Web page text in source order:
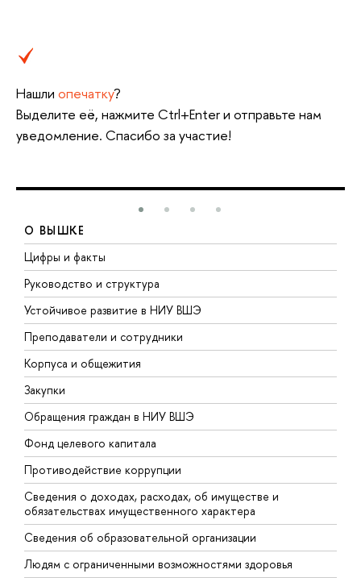
Нашли опечатку?
Выделите её, нажмите Ctrl+Enter и отправьте нам
уведомление. Спасибо за участие!
О ВЫШКЕ
Цифры и факты
Руководство и структура
Устойчивое развитие в НИУ ВШЭ
Преподаватели и сотрудники
Корпуса и общежития
Закупки
Обращения граждан в НИУ ВШЭ
Фонд целевого капитала
Противодействие коррупции
Сведения о доходах, расходах, об имуществе и
обязательствах имущественного характера
Сведения об образовательной организации
Людям с ограниченными возможностями здоровья